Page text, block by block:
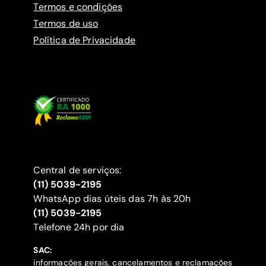
Termos e condições
Termos de uso
Política de Privacidade
Central de serviços:
(11) 5039-2195
WhatsApp dias úteis das 7h às 20h
(11) 5039-2195
‍Telefone 24h por dia
SAC:
informações gerais, cancelamentos e reclamações